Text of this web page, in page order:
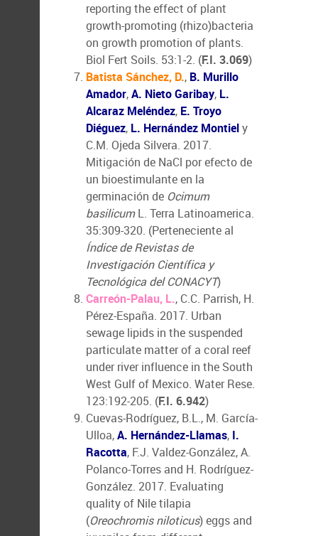
reporting the effect of plant
growth-promoting (rhizo)bacteria
on growth promotion of plants.
Biol Fert Soils. 53:1-2. (F.I. 3.069)
Batista Sánchez, D., B. Murillo
Amador,A. Nieto Garibay, L.
Alcaraz Meléndez, E. Troyo
Diéguez, L. Hernández Montiely
C.M. Ojeda Silvera. 2017.
Mitigación de NaCl por efecto de
un bioestimulante en la
germinación de Ocimum
basilicumL. Terra Latinoamerica.
35:309-320. (Perteneciente al
Índice de Revistas de
Investigación Científica y
Tecnológica del CONACYT)
Carreón-Palau, L., C.C. Parrish, H.
Pérez-España. 2017. Urban
sewage lipids in the suspended
particulate matter of a coral reef
under river influence in the South
West Gulf of Mexico. Water Rese.
123:192-205. (F.I. 6.942)
Cuevas-Rodríguez, B.L., M. García-
Ulloa,A. Hernández-Llamas, I.
Racotta, F.J. Valdez-González, A.
Polanco-Torres and H. Rodríguez-
González. 2017. Evaluating
quality of Nile tilapia
(Oreochromis niloticus) eggs and